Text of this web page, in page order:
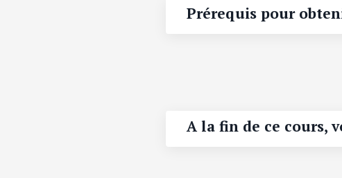
Prérequis pour
A la fin de ce cours,